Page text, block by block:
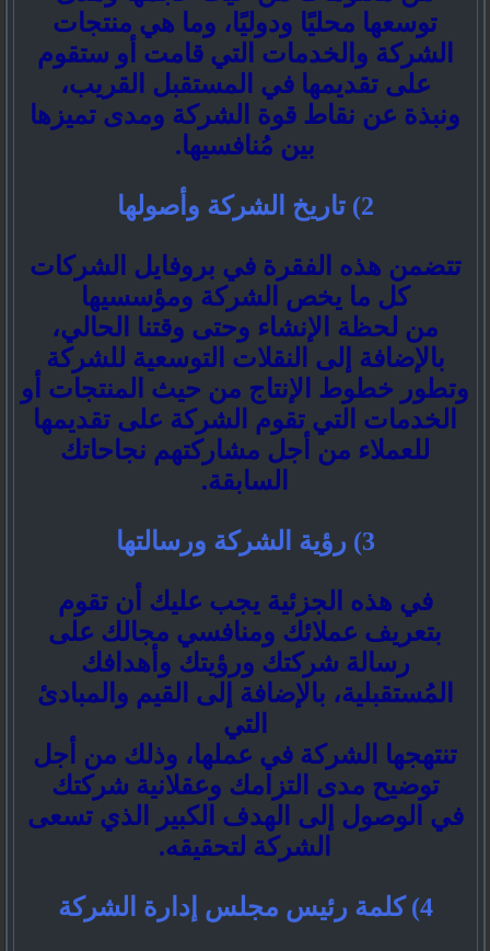
توسعها محليًا ودوليًا، وما هي منتجات
الشركة والخدمات التي قامت أو ستقوم
على تقديمها في المستقبل القريب،
ونبذة عن نقاط قوة الشركة ومدى تميزها
بين مُنافسيها.
2) تاريخ الشركة وأصولها
تتضمن هذه الفقرة في بروفايل الشركات
كل ما يخص الشركة ومؤسسيها
من لحظة الإنشاء وحتى وقتنا الحالي،
بالإضافة إلى النقلات التوسعية للشركة
وتطور خطوط الإنتاج من حيث المنتجات أو
الخدمات التي تقوم الشركة على تقديمها
للعملاء من أجل مشاركتهم نجاحاتك
السابقة.
3) رؤية الشركة ورسالتها
في هذه الجزئية يجب عليك أن تقوم
بتعريف عملائك ومنافسي مجالك على
رسالة شركتك ورؤيتك وأهدافك
المُستقبلية، بالإضافة إلى القيم والمبادئ
التي
تنتهجها الشركة في عملها، وذلك من أجل
توضيح مدى التزامك وعقلانية شركتك
في الوصول إلى الهدف الكبير الذي تسعى
الشركة لتحقيقه.
4) كلمة رئيس مجلس إدارة الشركة